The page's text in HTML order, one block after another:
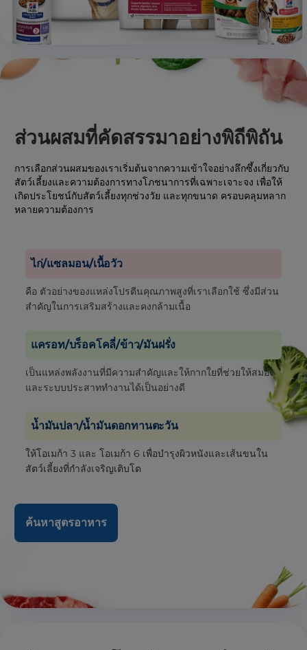
ส่วนผสมที่คัดสรรมาอย่างพิถีพิถัน
การเลือกส่วนผสมของเราเริ่มต้นจากความเข้าใจอย่างลึกซึ้งเกี่ยวกับ
สัตว์เลี้ยงและความต้องการทางโภชนาการที่เฉพาะเจาะจง เพื่อให้
เกิดประโยชน์กับสัตว์เลี้ยงทุกช่วงวัย และทุกขนาด ครอบคลุมหลาก
หลายความต้องการ
ไก่/แซลมอน/เนื้อวัว
คือ ตัวอย่างของแหล่งโปรตีนคุณภาพสูงที่เราเลือกใช้ ซึ่งมีส่วน
สำคัญในการเสริมสร้างและคงกล้ามเนื้อ
แครอท/บร็อคโคลี่/ข้าว/มันฝรั่ง
เป็นแหล่งพลังงานที่มีความสำคัญและให้กากใยที่ช่วยให้สมอง
และระบบประสาททำงานได้เป็นอย่างดี
น้ำมันปลา/น้ำมันดอกทานตะวัน
ให้โอเมก้า 3 และ โอเมก้า 6 เพื่อบำรุงผิวหนังและเส้นขนใน
สัตว์เลี้ยงที่กำลังเจริญเติบโต
ค้นหาสูตรอาหาร